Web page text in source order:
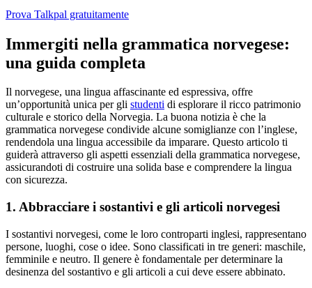
Prova Talkpal gratuitamente
Immergiti nella grammatica norvegese:
una guida completa
Il norvegese, una lingua affascinante ed espressiva, offre
un’opportunità unica per gli studenti di esplorare il ricco patrimonio
culturale e storico della Norvegia. La buona notizia è che la
grammatica norvegese condivide alcune somiglianze con l’inglese,
rendendola una lingua accessibile da imparare. Questo articolo ti
guiderà attraverso gli aspetti essenziali della grammatica norvegese,
assicurandoti di costruire una solida base e comprendere la lingua
con sicurezza.
1. Abbracciare i sostantivi e gli articoli norvegesi
I sostantivi norvegesi, come le loro controparti inglesi, rappresentano
persone, luoghi, cose o idee. Sono classificati in tre generi: maschile,
femminile e neutro. Il genere è fondamentale per determinare la
desinenza del sostantivo e gli articoli a cui deve essere abbinato.